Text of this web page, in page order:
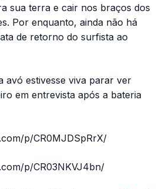
sua terra e cair nos braços dos
Por enquanto, ainda não há
de retorno do surfista ao
avó estivesse viva parar ver
em entrevista após a bateria
p/CR0MJDSpRrX/
p/CR03NKVJ4bn/